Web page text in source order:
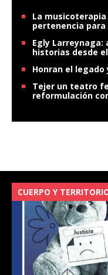
La
pertenencia
Egly
historias desde
Honran el legado
Tejer un teatro
reformulación
CUERPO Y